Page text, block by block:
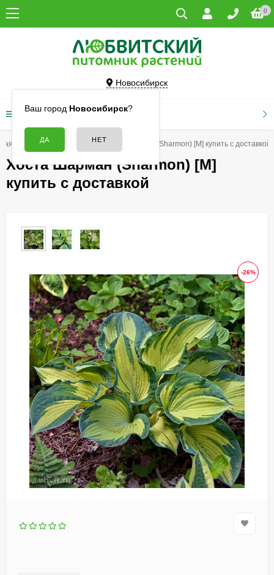
0
Новосибирск
Ваш город Новосибирск?
КАТАЛОГ ТОВАРОВ
Цветы Хоста Шарман (Sharmon) [M] купить с доставкой
Хоста Шарман (Sharmon) [M]
купить с доставкой
-26%